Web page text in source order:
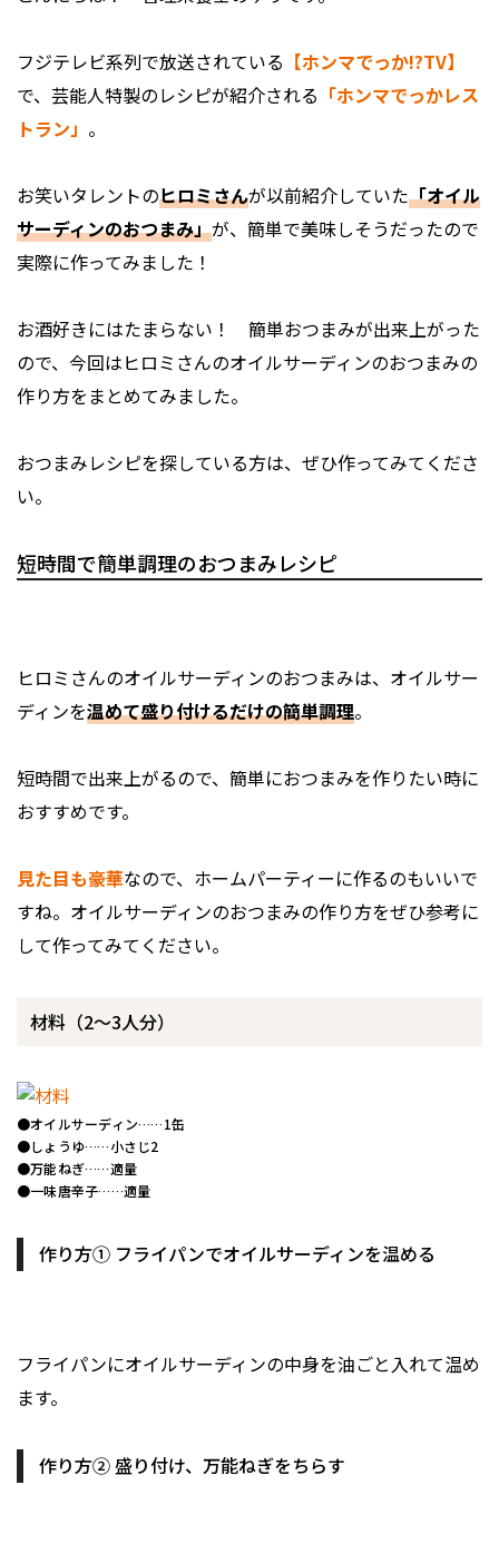
フジテレビ系列で放送されている 【ホンマでっか!?TV】
で、芸能人特製のレシピが紹介される 「ホンマでっかレス
トラン」 。
お笑いタレントのヒロミさんが以前紹介していた「オイル
サーディンのおつまみ」が、簡単で美味しそうだったので
実際に作ってみました！
お酒好きにはたまらない！ 簡単おつまみが出来上がった
ので、今回はヒロミさんのオイルサーディンのおつまみの
作り方をまとめてみました。
おつまみレシピを探している方は、ぜひ作ってみてくださ
い。
短時間で簡単調理のおつまみレシピ
ヒロミさんのオイルサーディンのおつまみは、オイルサー
ディンを温めて盛り付けるだけの簡単調理。
短時間で出来上がるので、簡単におつまみを作りたい時に
おすすめです。
見た目も豪華なので、ホームパーティーに作るのもいいで
すね。オイルサーディンのおつまみの作り方をぜひ参考に
して作ってみてください。
材料（2〜3人分）
●オイルサーディン……1缶
●しょうゆ……小さじ2
●万能ねぎ……適量
●一味唐辛子……適量
作り方① フライパンでオイルサーディンを温める
フライパンにオイルサーディンの中身を油ごと入れて温め
ます。
作り方② 盛り付け、万能ねぎをちらす